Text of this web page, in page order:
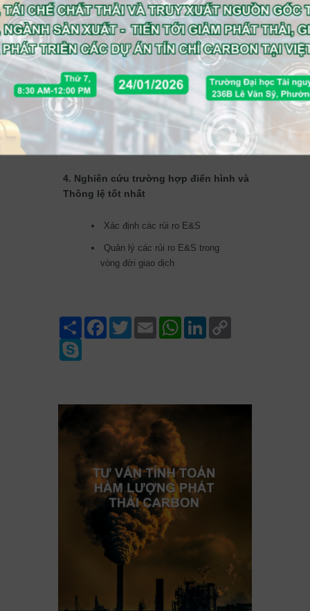
Giới thiệu về Hệ thống quản lý
xã hội và môi trường (ESMS)
Các phương pháp thực hành
tốt nhất để triển khai ESMS
Phương pháp quản lý chủ đề
Các công cụ công nghiệp hỗ
trợ triển khai ESMS
4. Nghiên cứu trường hợp điển hình và
Thông lệ tốt nhất
Xác định các rủi ro E&S
Quản lý các rủi ro E&S trong
vòng đời giao dịch
ShareFacebook
TwitterEmail WhatsApp
LinkedIn